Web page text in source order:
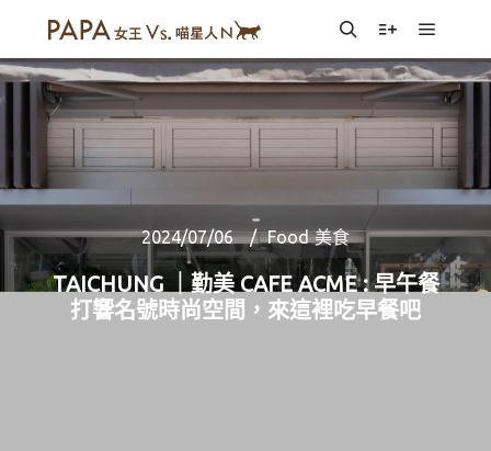
SearchMore info
Main
2024/07/06 Food 美食
TAICHUNG ｜勤美 CAFE ACME : 早午餐
打響名號時尚空間，來這裡吃早餐吧